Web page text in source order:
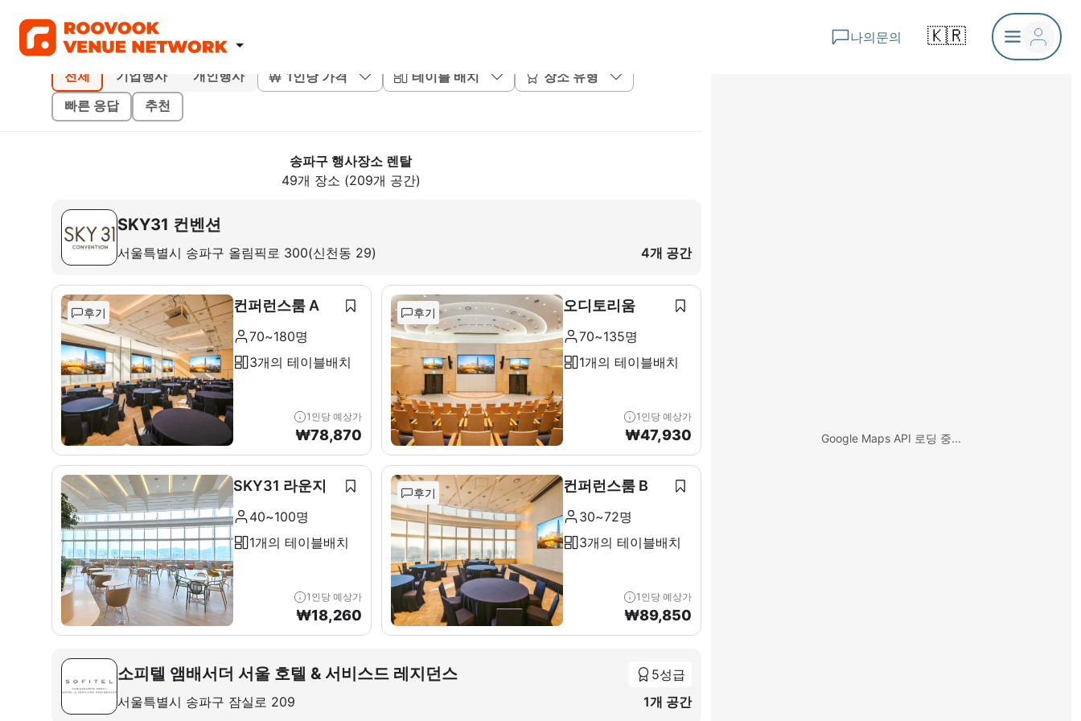
나의문의 🇰🇷
전체 기업행사 개인행사 1인당 가격 테이블 배치 장소 유형
빠른 응답 추천
송파구 행사장소 렌탈
49개 장소 (209개 공간)
SKY31 컨벤션
서울특별시 송파구 올림픽로 300(신천동 29) 4개 공간
후기 컨퍼런스룸 A
70~180명
3개의 테이블배치
1인당 예상가
₩78,870
후기 오디토리움
70~135명
1개의 테이블배치
1인당 예상가
₩47,930
SKY31 라운지
40~100명
1개의 테이블배치
1인당 예상가
₩18,260
후기 컨퍼런스룸 B
30~72명
3개의 테이블배치
1인당 예상가
₩89,850
소피텔 앰배서더 서울 호텔 & 서비스드 레지던스
서울특별시 송파구 잠실로 209
5성급
1개 공간
Google Maps API 로딩 중...